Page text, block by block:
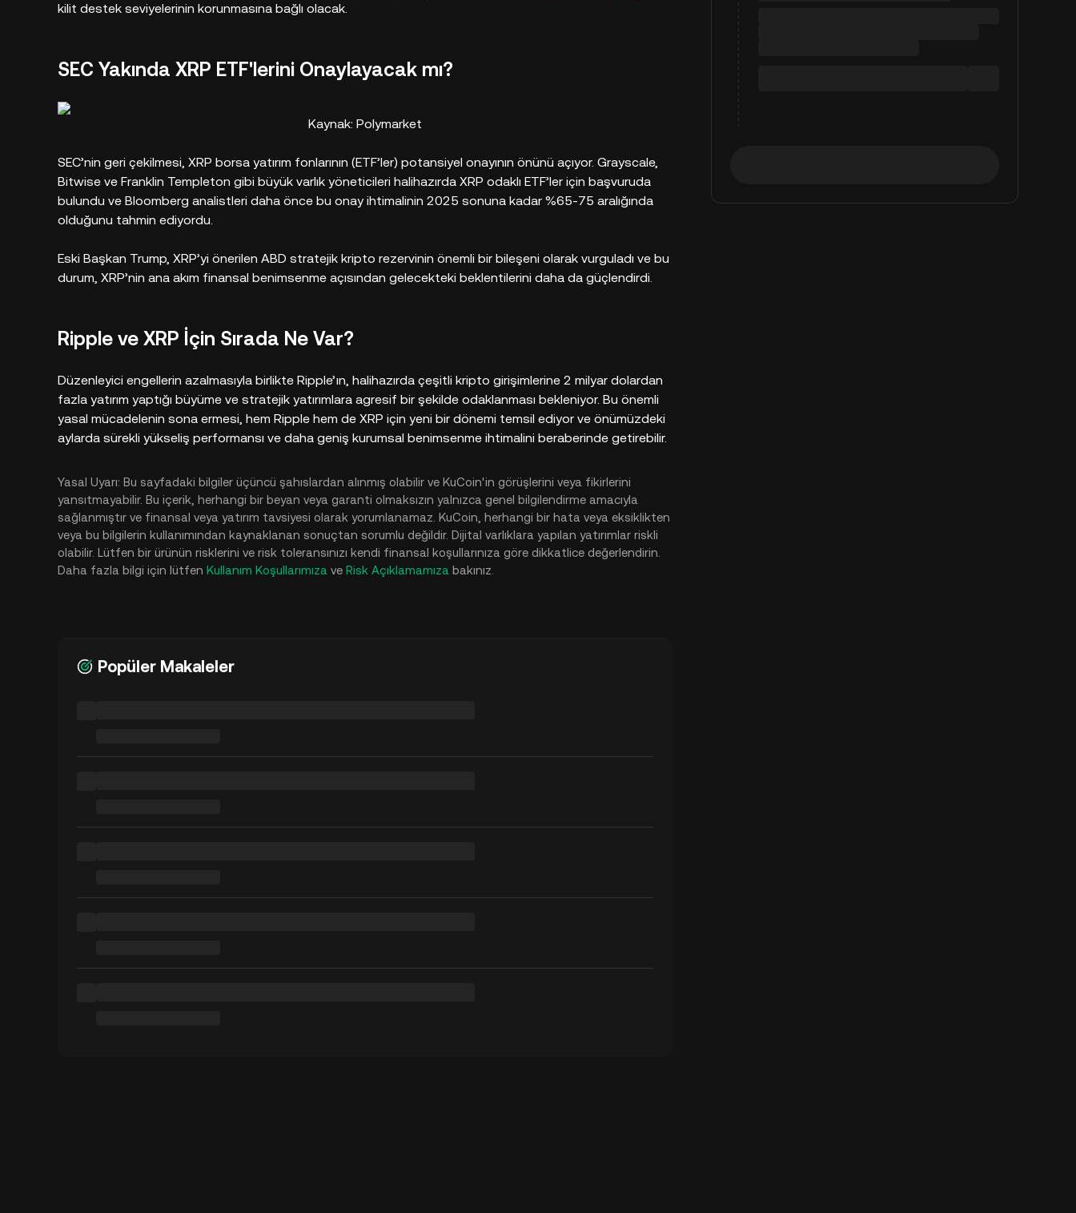
kilit destek seviyelerinin korunmasına bağlı olacak.
SEC Yakında XRP ETF'lerini Onaylayacak mı?
Kaynak: Polymarket
SEC’nin geri çekilmesi, XRP borsa yatırım fonlarının (ETF’ler) potansiyel onayının önünü açıyor. Grayscale,
Bitwise ve Franklin Templeton gibi büyük varlık yöneticileri halihazırda XRP odaklı ETF’ler için başvuruda
bulundu ve Bloomberg analistleri daha önce bu onay ihtimalinin 2025 sonuna kadar %65-75 aralığında
olduğunu tahmin ediyordu.
Eski Başkan Trump, XRP’yi önerilen ABD stratejik kripto rezervinin önemli bir bileşeni olarak vurguladı ve bu
durum, XRP’nin ana akım finansal benimsenme açısından gelecekteki beklentilerini daha da güçlendirdi.
Ripple ve XRP İçin Sırada Ne Var?
Düzenleyici engellerin azalmasıyla birlikte Ripple’ın, halihazırda çeşitli kripto girişimlerine 2 milyar dolardan
fazla yatırım yaptığı büyüme ve stratejik yatırımlara agresif bir şekilde odaklanması bekleniyor. Bu önemli
yasal mücadelenin sona ermesi, hem Ripple hem de XRP için yeni bir dönemi temsil ediyor ve önümüzdeki
aylarda sürekli yükseliş performansı ve daha geniş kurumsal benimsenme ihtimalini beraberinde getirebilir.
Yasal Uyarı: Bu sayfadaki bilgiler üçüncü şahıslardan alınmış olabilir ve KuCoin'in görüşlerini veya fikirlerini
yansıtmayabilir. Bu içerik, herhangi bir beyan veya garanti olmaksızın yalnızca genel bilgilendirme amacıyla
sağlanmıştır ve finansal veya yatırım tavsiyesi olarak yorumlanamaz. KuCoin, herhangi bir hata veya eksiklikten
veya bu bilgilerin kullanımından kaynaklanan sonuçtan sorumlu değildir. Dijital varlıklara yapılan yatırımlar riskli
olabilir. Lütfen bir ürünün risklerini ve risk toleransınızı kendi finansal koşullarınıza göre dikkatlice değerlendirin.
Daha fazla bilgi için lütfen Kullanım Koşullarımıza ve Risk Açıklamamıza bakınız.
Popüler Makaleler